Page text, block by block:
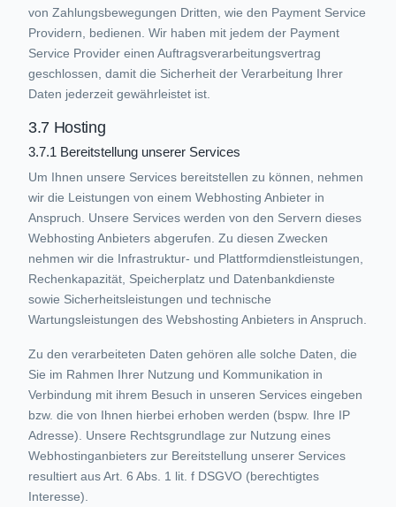
von Zahlungsbewegungen Dritten, wie den Payment Service
Providern, bedienen. Wir haben mit jedem der Payment
Service Provider einen Auftragsverarbeitungsvertrag
geschlossen, damit die Sicherheit der Verarbeitung Ihrer
Daten jederzeit gewährleistet ist.
3.7 Hosting
3.7.1 Bereitstellung unserer Services
Um Ihnen unsere Services bereitstellen zu können, nehmen
wir die Leistungen von einem Webhosting Anbieter in
Anspruch. Unsere Services werden von den Servern dieses
Webhosting Anbieters abgerufen. Zu diesen Zwecken
nehmen wir die Infrastruktur- und Plattformdienstleistungen,
Rechenkapazität, Speicherplatz und Datenbankdienste
sowie Sicherheitsleistungen und technische
Wartungsleistungen des Webshosting Anbieters in Anspruch.
Zu den verarbeiteten Daten gehören alle solche Daten, die
Sie im Rahmen Ihrer Nutzung und Kommunikation in
Verbindung mit ihrem Besuch in unseren Services eingeben
bzw. die von Ihnen hierbei erhoben werden (bspw. Ihre IP
Adresse). Unsere Rechtsgrundlage zur Nutzung eines
Webhostinganbieters zur Bereitstellung unserer Services
resultiert aus Art. 6 Abs. 1 lit. f DSGVO (berechtigtes
Interesse).